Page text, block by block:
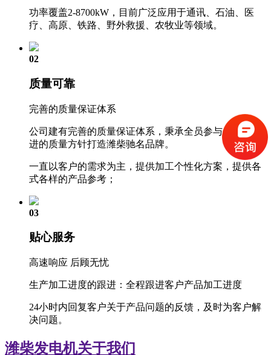
功率覆盖2-8700kW，目前广泛应用于通讯、石油、医
疗、高原、铁路、野外救援、农牧业等领域。
02
质量可靠
完善的质量保证体系
公司建有完善的质量保证体系，秉承全员参与、持续改
进的质量方针打造潍柴驰名品牌。
一直以客户的需求为主，提供加工个性化方案，提供各
式各样的产品参考；
03
贴心服务
高速响应 后顾无忧
生产加工进度的跟进：全程跟进客户产品加工进度
24小时内回复客户关于产品问题的反馈，及时为客户解
决问题。
潍柴发电机关于我们